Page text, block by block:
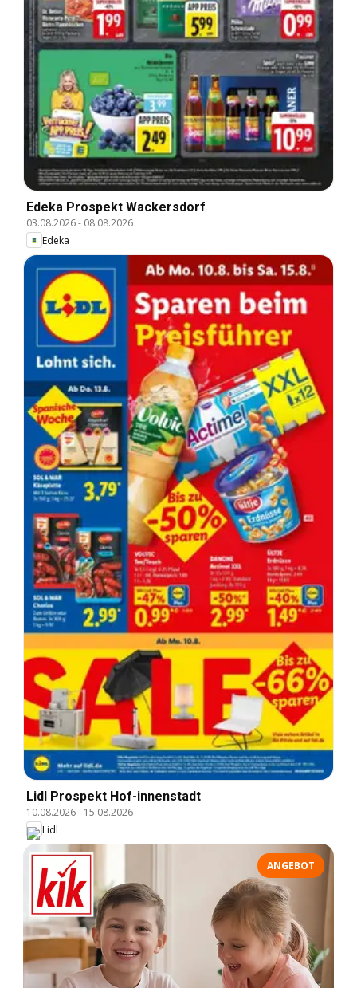
Edeka Prospekt Wackersdorf
03.08.2026- 08.08.2026
Edeka
Lidl Prospekt Hof-innenstadt
10.08.2026- 15.08.2026
Lidl
ANGEBOT